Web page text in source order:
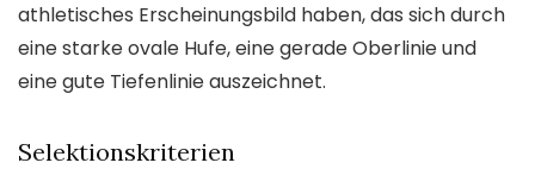
athletisches Erscheinungsbild haben, das sich durch
eine starke ovale Hufe, eine gerade Oberlinie und
eine gute Tiefenlinie auszeichnet.
Selektionskriterien